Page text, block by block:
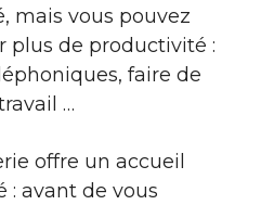
mais vous pouvez
plus de productivité :
faire de
…
offre un accueil
: avant de vous